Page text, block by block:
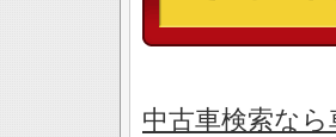
中古車検索な